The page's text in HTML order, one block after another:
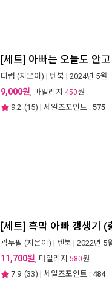
[세트] 아빠는 오늘도 안
디럽 (지은이) | 텐북 | 2024년 5월
9,000원, 마일리지 450원
9.2 (15) | 세일즈포인트 : 575
[세트] 흑막 아빠 갱생기
곽두팔 (지은이) | 텐북 | 2022년 5
11,700원, 마일리지 580원
7.9 (33) | 세일즈포인트 : 484